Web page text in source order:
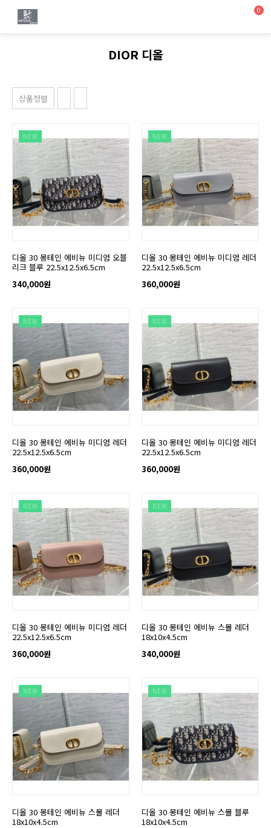
0
DIOR 디올
상품정렬
NEW
디올 30 몽테인 에비뉴 미디엄 오블
리크 블루 22.5x12.5x6.5cm
340,000원
NEW
디올 30 몽테인 에비뉴 미디엄 레더
22.5x12.5x6.5cm
360,000원
NEW
디올 30 몽테인 에비뉴 미디엄 레더
22.5x12.5x6.5cm
360,000원
NEW
디올 30 몽테인 에비뉴 미디엄 레더
22.5x12.5x6.5cm
360,000원
NEW
디올 30 몽테인 에비뉴 미디엄 레더
22.5x12.5x6.5cm
360,000원
NEW
디올 30 몽테인 에비뉴 스몰 레더
18x10x4.5cm
340,000원
NEW
디올 30 몽테인 에비뉴 스몰 레더
18x10x4.5cm
NEW
디올 30 몽테인 에비뉴 스몰 블루
18x10x4.5cm